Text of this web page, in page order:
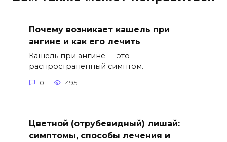
Почему возникает кашель при
ангине и как его лечить
Кашель при ангине — это
распространенный симптом.
0 495
Цветной (отрубевидный) лишай:
симптомы, способы лечения и